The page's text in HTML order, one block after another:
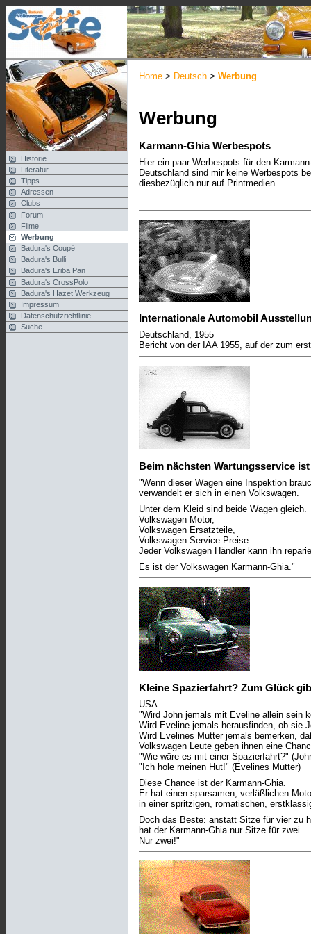
Historie
Literatur
Tipps
Adressen
Clubs
Forum
Filme
Werbung
Badura's Coupé
Badura's Bulli
Badura's Eriba Pan
Badura's CrossPolo
Badura's Hazet Werkzeug
Impressum
Datenschutzrichtlinie
Suche
Home > Deutsch > Werbung
Werbung
Karmann-Ghia Werbespots
Hier ein paar Werbespots für den
Deutschland sind mir keine Werbespots
diesbezüglich nur auf Printmedien.
Internationale Automobil
Deutschland, 1955
Bericht von der IAA 1955, auf der zum
Beim nächsten Wartungsservice
"Wenn dieser Wagen eine Inspektion
verwandelt er sich in einen Volkswagen.
Unter dem Kleid sind beide Wagen gleich.
Volkswagen Motor,
Volkswagen Ersatzteile,
Volkswagen Service Preise.
Jeder Volkswagen Händler kann ihn
Es ist der Volkswagen Karmann-Ghia."
Kleine Spazierfahrt? Zum Glück
USA
"Wird John jemals mit Eveline allein sein
Wird Eveline jemals herausfinden, ob sie
Wird Evelines Mutter jemals bemerken,
Volkswagen Leute geben ihnen eine
"Wie wäre es mit einer Spazierfahrt?"
"Ich hole meinen Hut!" (Evelines Mutter)
Diese Chance ist der Karmann-Ghia.
Er hat einen sparsamen, verläßlichen
in einer spritzigen, romatischen,
Doch das Beste: anstatt Sitze für vier zu
hat der Karmann-Ghia nur Sitze für zwei.
Nur zwei!"